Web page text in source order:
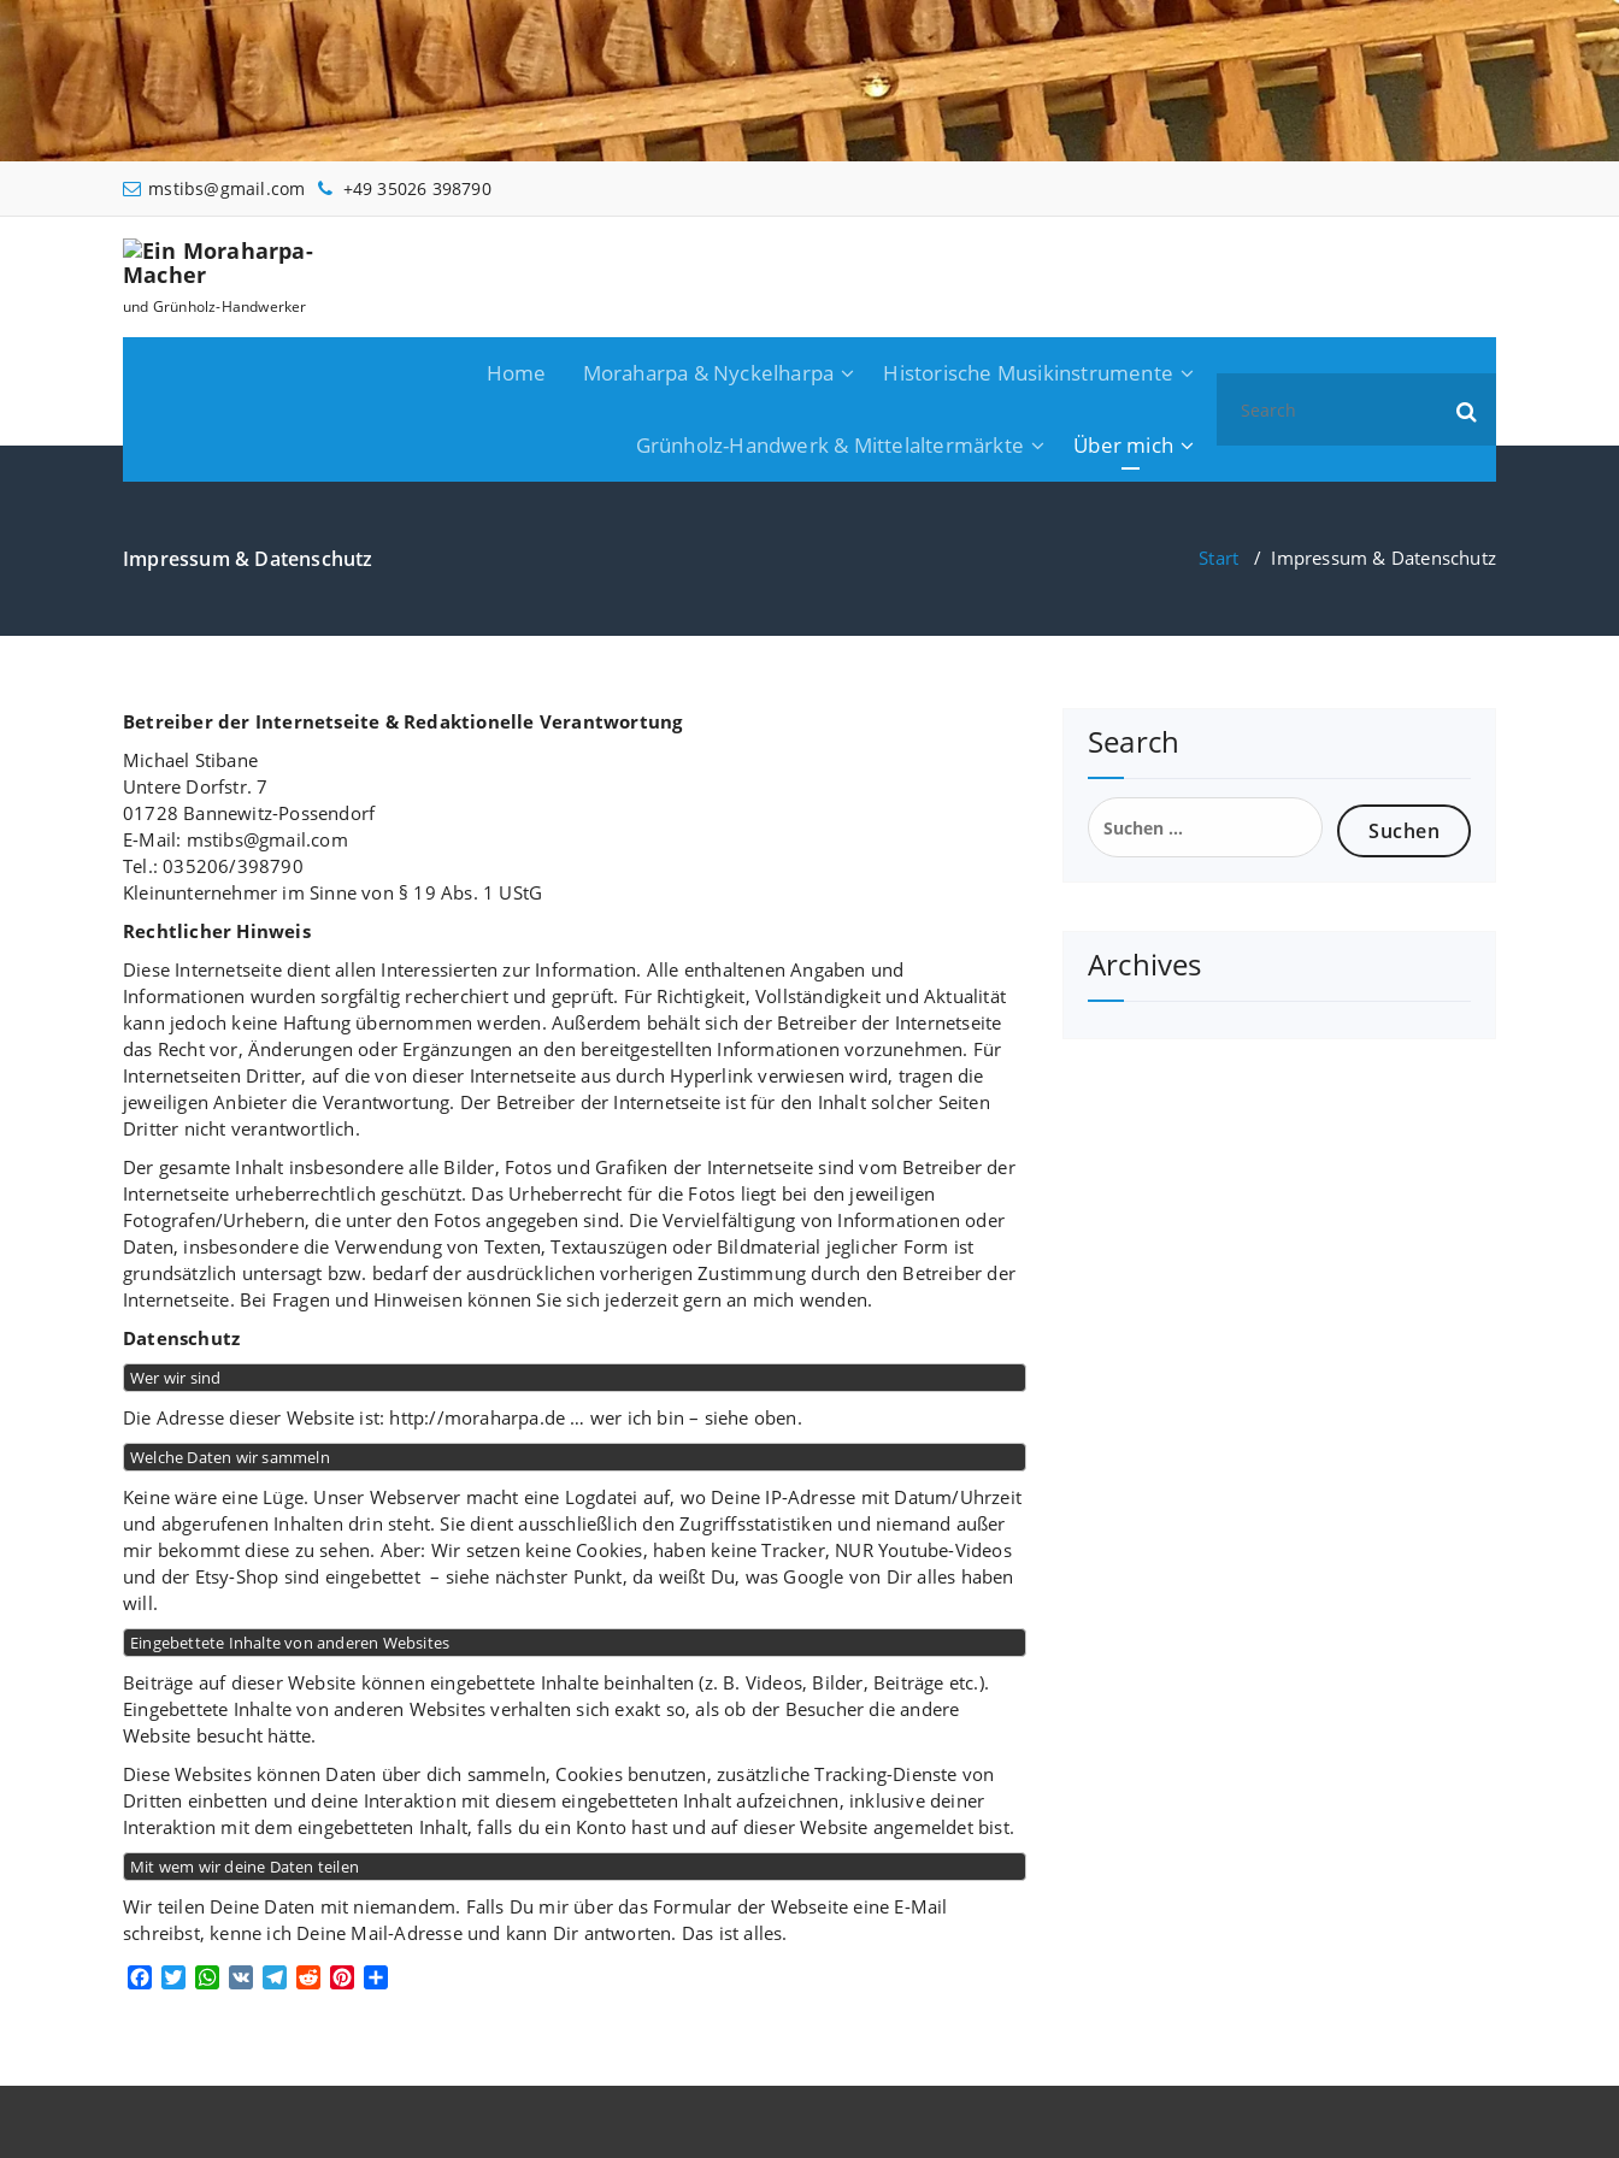
Zum
Inhalt
springen
mstibs@gmail.com +49 35026 398790
und Grünholz-Handwerker
Home Moraharpa & Nyckelharpa Historische Musikinstrumente
Grünholz-Handwerk & Mittelaltermärkte Über mich
for:
Impressum & Datenschutz Start / Impressum & Datenschutz
Betreiber der Internetseite & Redaktionelle Verantwortung
Michael Stibane
Untere Dorfstr. 7
01728 Bannewitz-Possendorf
E-Mail: mstibs@gmail.com
Tel.: 035206/398790
Kleinunternehmer im Sinne von § 19 Abs. 1 UStG
Rechtlicher Hinweis
Diese Internetseite dient allen Interessierten zur Information. Alle enthaltenen Angaben und
Informationen wurden sorgfältig recherchiert und geprüft. Für Richtigkeit, Vollständigkeit und Aktualität
kann jedoch keine Haftung übernommen werden. Außerdem behält sich der Betreiber der Internetseite
das Recht vor, Änderungen oder Ergänzungen an den bereitgestellten Informationen vorzunehmen. Für
Internetseiten Dritter, auf die von dieser Internetseite aus durch Hyperlink verwiesen wird, tragen die
jeweiligen Anbieter die Verantwortung. Der Betreiber der Internetseite ist für den Inhalt solcher Seiten
Dritter nicht verantwortlich.
Der gesamte Inhalt insbesondere alle Bilder, Fotos und Grafiken der Internetseite sind vom Betreiber der
Internetseite urheberrechtlich geschützt. Das Urheberrecht für die Fotos liegt bei den jeweiligen
Fotografen/Urhebern, die unter den Fotos angegeben sind. Die Vervielfältigung von Informationen oder
Daten, insbesondere die Verwendung von Texten, Textauszügen oder Bildmaterial jeglicher Form ist
grundsätzlich untersagt bzw. bedarf der ausdrücklichen vorherigen Zustimmung durch den Betreiber der
Internetseite. Bei Fragen und Hinweisen können Sie sich jederzeit gern an mich wenden.
Datenschutz
Wer wir sind
Die Adresse dieser Website ist: http://moraharpa.de … wer ich bin – siehe oben.
Welche Daten wir sammeln
Keine wäre eine Lüge. Unser Webserver macht eine Logdatei auf, wo Deine IP-Adresse mit Datum/Uhrzeit
und abgerufenen Inhalten drin steht. Sie dient ausschließlich den Zugriffsstatistiken und niemand außer
mir bekommt diese zu sehen. Aber: Wir setzen keine Cookies, haben keine Tracker, NUR Youtube-Videos
und der Etsy-Shop sind eingebettet – siehe nächster Punkt, da weißt Du, was Google von Dir alles haben
will.
Eingebettete Inhalte von anderen Websites
Beiträge auf dieser Website können eingebettete Inhalte beinhalten (z. B. Videos, Bilder, Beiträge etc.).
Eingebettete Inhalte von anderen Websites verhalten sich exakt so, als ob der Besucher die andere
Website besucht hätte.
Diese Websites können Daten über dich sammeln, Cookies benutzen, zusätzliche Tracking-Dienste von
Dritten einbetten und deine Interaktion mit diesem eingebetteten Inhalt aufzeichnen, inklusive deiner
Interaktion mit dem eingebetteten Inhalt, falls du ein Konto hast und auf dieser Website angemeldet bist.
Mit wem wir deine Daten teilen
Wir teilen Deine Daten mit niemandem. Falls Du mir über das Formular der Webseite eine E-Mail
schreibst, kenne ich Deine Mail-Adresse und kann Dir antworten. Das ist alles.
Facebook
TwitterWhatsApp
VK Telegram
RedditPinterest
Search
Suchen
nach:
Archives